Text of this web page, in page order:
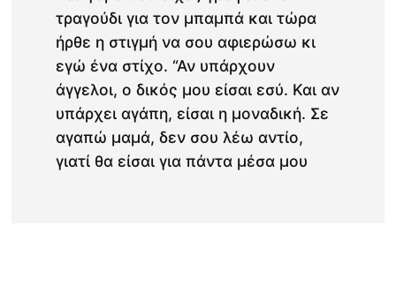
τραγούδι για τον μπαμπά και τώρα
ήρθε η στιγμή να σου αφιερώσω κι
εγώ ένα στίχο. “Αν υπάρχουν
άγγελοι, ο δικός μου είσαι εσύ. Και αν
υπάρχει αγάπη, είσαι η μοναδική. Σε
αγαπώ μαμά, δεν σου λέω αντίο,
γιατί θα είσαι για πάντα μέσα μου